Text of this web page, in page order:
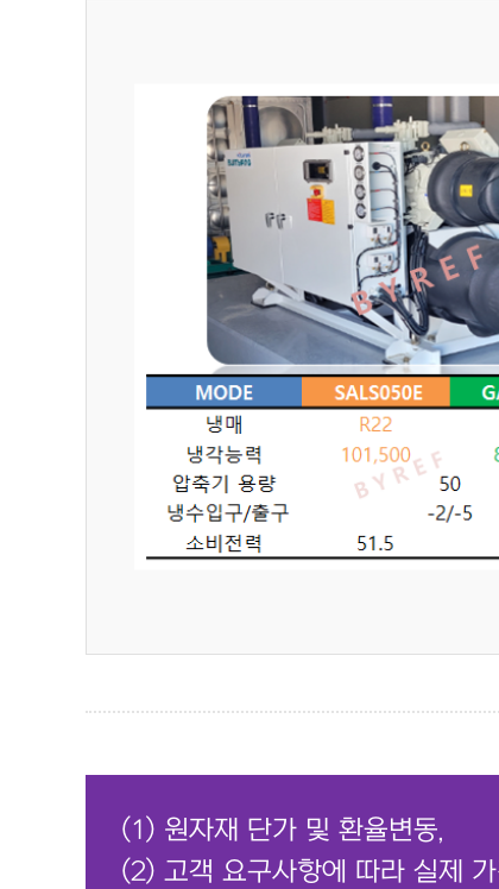
(1) 원자재 단가 및 환율변동,
(2) 고객 요구사항에 따라 실제